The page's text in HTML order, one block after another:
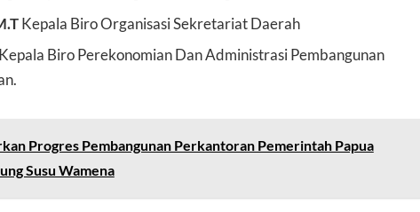
Kepala Biro Organisasi Sekretariat Daerah
Biro Perekonomian Dan Administrasi Pembangunan
Progres Pembangunan Perkantoran Pemerintah Papua
Susu Wamena